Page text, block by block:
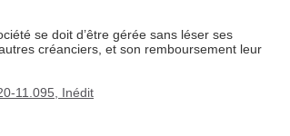
se doit d’être gérée sans léser ses
créanciers, et son remboursement leur
11.095, Inédit